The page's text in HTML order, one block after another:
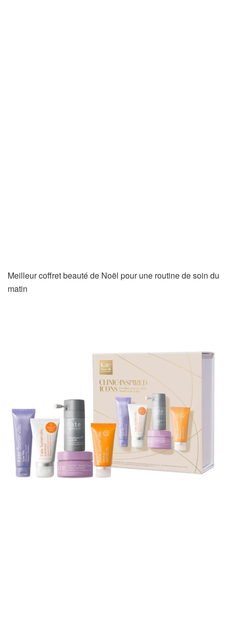
Meilleur coffret beauté de Noël pour une routine de soin du
matin